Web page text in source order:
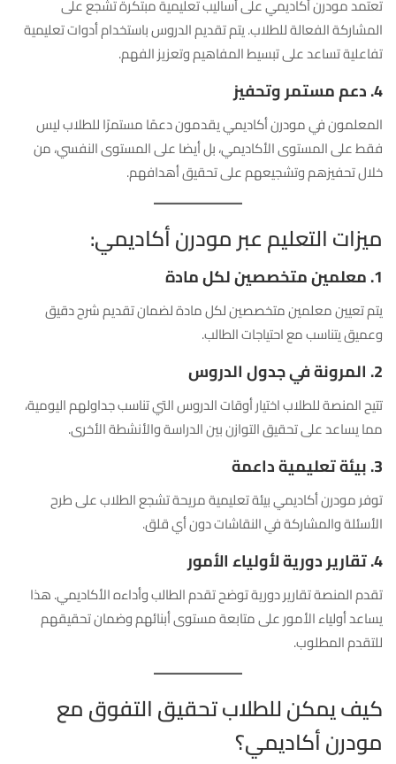
تعتمد مودرن أكاديمي على أساليب تعليمية مبتكرة تشجع على
المشاركة الفعالة للطلاب. يتم تقديم الدروس باستخدام أدوات تعليمية
تفاعلية تساعد على تبسيط المفاهيم وتعزيز الفهم.
4. دعم مستمر وتحفيز
المعلمون في مودرن أكاديمي يقدمون دعمًا مستمرًا للطلاب ليس
فقط على المستوى الأكاديمي، بل أيضا على المستوى النفسي، من
خلال تحفيزهم وتشجيعهم على تحقيق أهدافهم.
ميزات التعليم عبر مودرن أكاديمي:
1. معلمين متخصصين لكل مادة
يتم تعيين معلمين متخصصين لكل مادة لضمان تقديم شرح دقيق
وعميق يتناسب مع احتياجات الطالب.
2. المرونة في جدول الدروس
تتيح المنصة للطلاب اختيار أوقات الدروس التي تناسب جداولهم اليومية،
مما يساعد على تحقيق التوازن بين الدراسة والأنشطة الأخرى.
3. بيئة تعليمية داعمة
توفر مودرن أكاديمي بيئة تعليمية مريحة تشجع الطلاب على طرح
الأسئلة والمشاركة في النقاشات دون أي قلق.
4. تقارير دورية لأولياء الأمور
تقدم المنصة تقارير دورية توضح تقدم الطالب وأداءه الأكاديمي. هذا
يساعد أولياء الأمور على متابعة مستوى أبنائهم وضمان تحقيقهم
للتقدم المطلوب.
كيف يمكن للطلاب تحقيق التفوق مع
مودرن أكاديمي؟